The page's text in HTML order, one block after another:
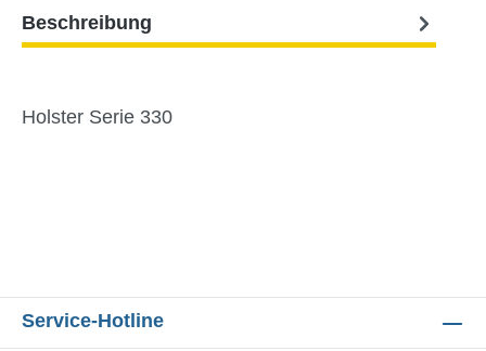
Beschreibung
Holster Serie 330
Service-Hotline